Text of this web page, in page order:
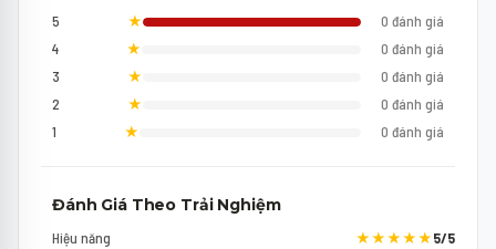
5 ★
0 đánh giá
4
★
0 đánh giá
3
★
0 đánh giá
2
★
0 đánh giá
1
★ 0 đánh giá
Đánh Giá Theo Trải Nghiệm
Hiệu năng ★★★★★5/5